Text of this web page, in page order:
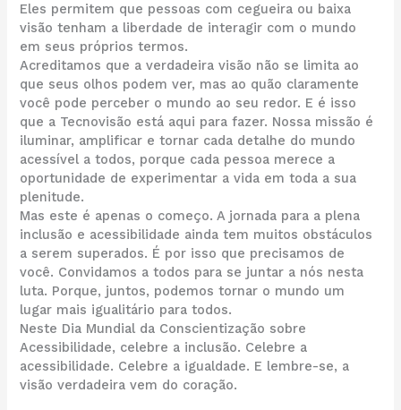
Eles permitem que pessoas com cegueira ou baixa
visão tenham a liberdade de interagir com o mundo
em seus próprios termos.
Acreditamos que a verdadeira visão não se limita ao
que seus olhos podem ver, mas ao quão claramente
você pode perceber o mundo ao seu redor. E é isso
que a Tecnovisão está aqui para fazer. Nossa missão é
iluminar, amplificar e tornar cada detalhe do mundo
acessível a todos, porque cada pessoa merece a
oportunidade de experimentar a vida em toda a sua
plenitude.
Mas este é apenas o começo. A jornada para a plena
inclusão e acessibilidade ainda tem muitos obstáculos
a serem superados. É por isso que precisamos de
você. Convidamos a todos para se juntar a nós nesta
luta. Porque, juntos, podemos tornar o mundo um
lugar mais igualitário para todos.
Neste Dia Mundial da Conscientização sobre
Acessibilidade, celebre a inclusão. Celebre a
acessibilidade. Celebre a igualdade. E lembre-se, a
visão verdadeira vem do coração.